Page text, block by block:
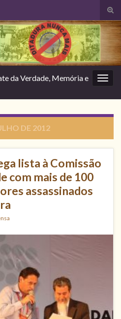
de
da Verdade, Memória e
DE 2012
lista à Comissão
com mais de 100
assassinados